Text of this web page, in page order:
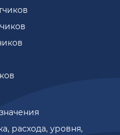
расхода, уровня,